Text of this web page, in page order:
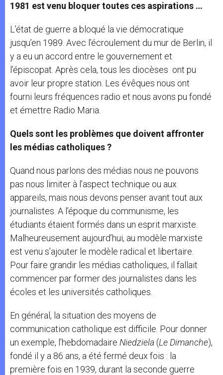
1981 est venu bloquer toutes ces aspirations …
L’état de guerre a bloqué la vie démocratique
jusqu’en 1989. Avec l’écroulement du mur de Berlin, il
y a eu un accord entre le gouvernement et
l’épiscopat. Après cela, tous les diocèses ont pu
avoir leur propre station. Les évêques nous ont
fourni leurs fréquences radio et nous avons pu fondé
et émettre Radio Maria.
Quels sont les problèmes que doivent affronter
les médias catholiques ?
Quand nous parlons des médias nous ne pouvons
pas nous limiter à l’aspect technique ou aux
appareils, mais nous devons penser avant tout aux
journalistes. A l’époque du communisme, les
étudiants étaient formés dans un esprit marxiste.
Malheureusement aujourd’hui, au modèle marxiste
est venu s’ajouter le modèle radical et libertaire.
Pour faire grandir les médias catholiques, il fallait
commencer par former des journalistes dans les
écoles et les universités catholiques.
En général, la situation des moyens de
communication catholique est difficile. Pour donner
un exemple, l’hebdomadaire Niedziela (Le Dimanche),
fondé il y a 86 ans, a été fermé deux fois : la
première fois en 1939, durant la seconde guerre